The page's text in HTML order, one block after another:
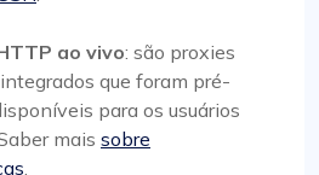
ao vivo: são proxies
que foram pré-
para os usuários
mais sobre
.